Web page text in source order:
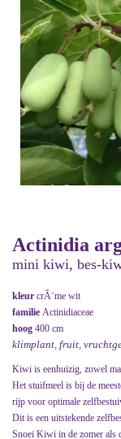
Actinidia
mini kiwi, bes-
kleur crÃ¨me wit
familie Actinidiaceae
hoog 400 cm
klimplant, fruit,
Kiwi is eenhuizig, zowel
Het stuifmeel is bij de
rijp voor optimale
Dit is een uitstekende
Snoei Kiwi in de zomer als